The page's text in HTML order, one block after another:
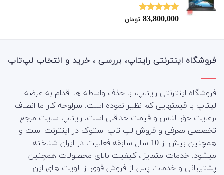
نمره5.00
83,800,000 تومان
فروشگاه اینترنتی رایتاپ، بررسی ، خرید و انتخاب لپ‌تاپ
فروشگاه اینترنتی رایتاپ، با حذف واسطه ها اقدام به عرضه
لپتاپ با قیمتهایی کم نظیر نموده است. سرلوحه کار ما انصاف
،رعایت حق الناس و قیمت حداقلی است. رایتاپ سایت مرجع
تخصصی معرفی و فروش لپ تاپ استوک در اینترنت است و
همچنین بیش از 10 سال سابقه فعالیت در ایران شناخته
میشود. خدمات متمایز ، کیفیت بالای محصولات همچنین
پشتیبانی و خدمات پس از فروش قوی از الویت های این